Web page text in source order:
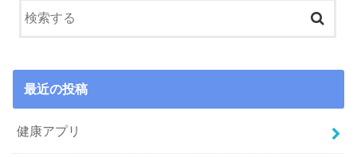
最近の投稿
健康アプリ